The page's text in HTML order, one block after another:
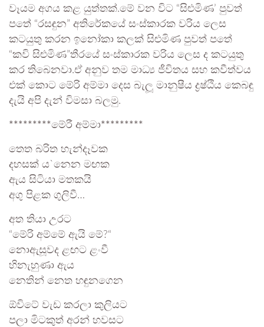
වෑයම අගය කළ යුත්තක්.මේ වන විට “සිළුමිණ’ පුවත්
පතේ “රසඳුන” අතිරේකයේ සංස්කාරක වරිය ලෙස
කටයුතු කරන ඉනෝකා කලක් සිළුමිණ පුවත් පතේ
“කවි සිළුමිණ”තීරයේ සංස්කාරක වරිය ලෙස ද කටයුතු
කර තිබෙනවා.ඒ අනුව තම මාධ්‍ය ජීවිතය සහ කවීත්වය
එක් කොට මේරි අම්මා දෙස බැලූ මානුෂීය ද්‍රෂ්ඨිය කෙබඳු
දැයි අපි දැන් විමසා බලමු.
*********මේරී අම්මා*********
තෙත බරිත හැන්දෑවක
දහසක් ය`නෙන මඟක
ඇය සිටියා මතකයි
අගු පිළක ගුලිවී…
අත තියා උරට
“මේරි අම්මේ ඇයි මේ?“
නොඇසූවද ළඟට ළංවී
හිනැහුණා ඇය
නෙතින් නෙත හඳුනගෙන
ඕවිටේ වැඩ කරලා කුලියට
පලා මිටකුත් අරන් හවසට